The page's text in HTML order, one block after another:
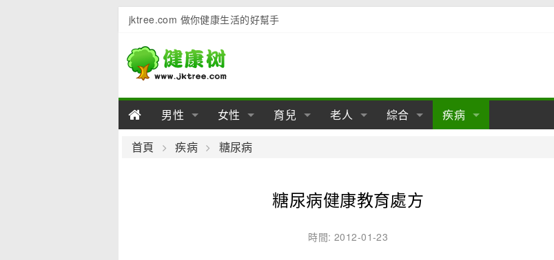
jktree.com 做你健康生活的好幫手
男性
男性陽痿
男性早泄
男性疾病
女性
女性乳房
女性生理 女性疾病
育兒
幼兒期
學前期 母嬰用品
老人
老人用品
老人護理
綜合
亞健康
疾病
首頁 疾病 糖尿病
糖尿病健康教育處方
時間: 2012-01-23